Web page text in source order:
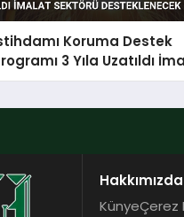
Koruma Destek
3 Yıla Uzatıldı
Desteklenecek
Hakkımızda
KünyeÇerez